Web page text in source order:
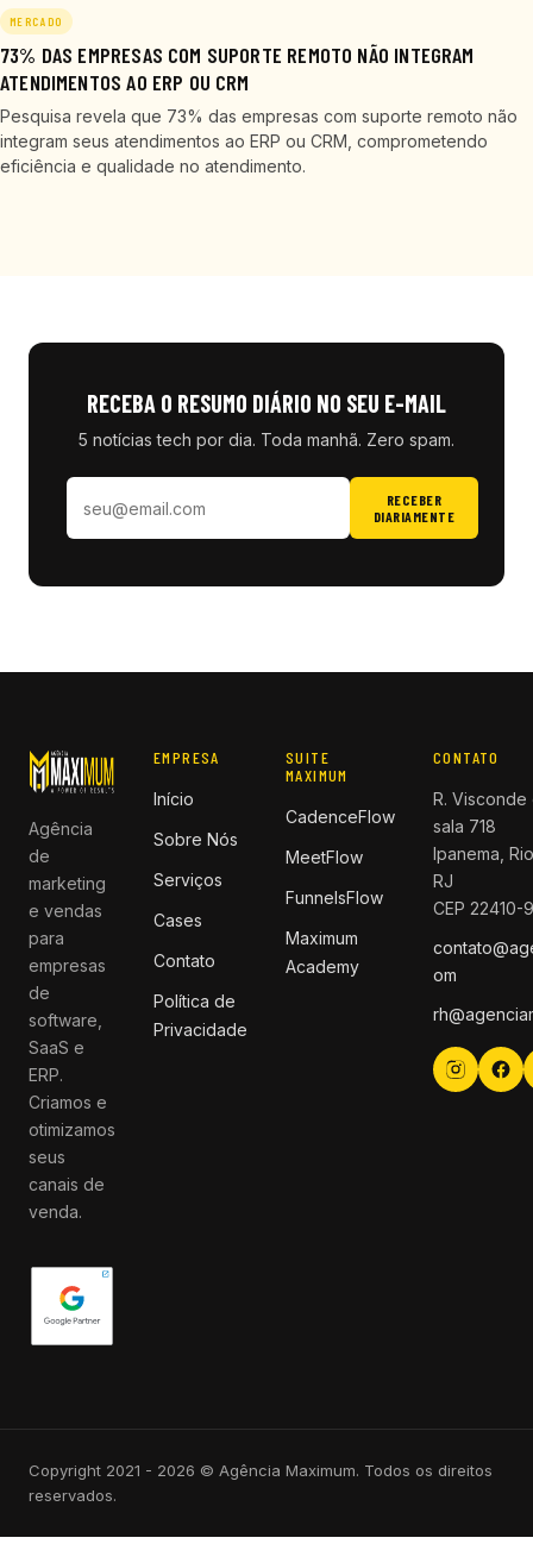
MERCADO
73% DAS EMPRESAS COM SUPORTE REMOTO NÃO INTEGRAM
ATENDIMENTOS AO ERP OU CRM
Pesquisa revela que 73% das empresas com suporte remoto não
integram seus atendimentos ao ERP ou CRM, comprometendo
eficiência e qualidade no atendimento.
RECEBA O RESUMO DIÁRIO NO SEU E-MAIL
5 notícias tech por dia. Toda manhã. Zero spam.
RECEBER
DIARIAMENTE
Agência
de
marketing
e vendas
para
empresas
de
software,
SaaS e
ERP.
Criamos e
otimizamos
seus
canais de
venda.
EMPRESA
Início
Sobre Nós
Serviços
Cases
Contato
Política de
Privacidade
SUITE
MAXIMUM
CadenceFlow
MeetFlow
FunnelsFlow
Maximum
Academy
CONTATO
R.
sala 718
Ipanema,
RJ
CEP 22410-
om
Copyright 2021 - 2026 © Agência Maximum. Todos os direitos
reservados.